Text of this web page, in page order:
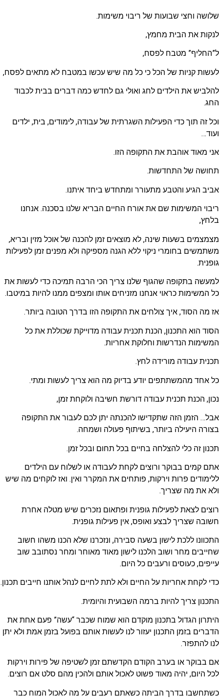
שלושה וחצי שבועות של ריבוי משימות.
לנקות את הבית מחמץ,
ל”החליף” מטבח לפסח,
לעשות קניות של הכל כי כל מה שיש עכשו במטבח לא מתאים לפסח,
להלביש את הילדים לחג ואולי גם לחדש כמה דברים בבית לכבוד
החג.
וכל זה תוך כדי הפעילות השגרתית של עבודה, לימודים, בית, ילדים
ועוד…
אני מאוד אוהבת את התקופה הזו.
תחושה של התחדשות.
אביב הגיע והטבע מתעורר ומתחדש ביחד איתנו.
ריבוי המשימות שם את אורח החיים הבריא שלנו בסכנה. אנחנו
בלחץ,
מצמצמים בשעות שינה, לא מוצאים זמן להכנה של אוכל מזין ובריא,
משתמשים בחומרי ניקוי ללא הגנה מספיקה ולא מפנים זמן לפעילות
גופנית.
למעשה בתקופה שהגוף שלנו צריך הכי הרבה תמיכה כדי לעשות את
כל המשימות כראוי אנחנו מזניחים אותו ומצפים ממנו להיות במיטבו.
אז מה הסוד, איך צולחים את התקופה הזו בדרך הטובה ביותר.
הסוד הוא התכנון, הכנת תכנית עבודה מדוייקת שכוללת את כל
המשימות הנדרשות וחלוקת אחריות.
תכנית עבודה מורידה לחץ.
כל אחד מהמשתתפים יודע בדיוק מה הוא צריך לעשות ומתי.
נכון, הכנת תכנית עבודה דורשת חשיבה ולוקחת זמן,
אבל… הזמן הזה שתקדישו להכנתה יתן לכם לעבור את התקופה
בצורה היעילה ביותר, בשיתוף פעולה ושמחה.
תכנון זה כלי להצלחה בחיים בכל תחום ובכל זמן.
אתם קמים בבוקר ורוצים לקחת לעבודה או לשלוח עם הילדים
ללימודים פרות וירקות, פותחים את המקרר ואין. ואז לוקחים מה שיש
ולא את מה שצריך.
רוצים לצאת לפעילות גופנית ופתאום נזכרים שיש מטלה אחרת
חשובה שצריך לבצע ואופס, אין פעילות גופנית.
התכוונו ללכת לישון בשעה סבירה, ונזכרנו שלא הכנו משהו חשוב
שחייבים מחר ושוב הלכנו לישון מאוד מאוחר ומחר נסתובב שוב
עייפים, כעוסים ורעבים כל היום.
כדי לקחת אחריות על החיים ולא לתת לחיים לנהל אותנו חייבים תכנון.
התכנון צריך להיות ברמה השבועית והיומית.
היתרון הגדול בתכנון מוקדם הוא שמוח שכבר “עשה” פעם אחת את
הדברים בזמן התכנון יעזור לנו לעשות אותם בפועל בזמן אמת ולא יתן
לנו להתפזר.
אם בבוקר או בערב הקודם הקדשתם זמן לשטיפה של פירות וירקות
לכל היום, יהיה מאוד פשוט לאכול אותם ולהכין מהם סלט אם רוצים.
כשתחשבו בדרך הביתה כשאתם רעבים על מה לאכול המוח כבר